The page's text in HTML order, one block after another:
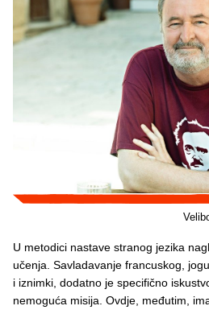
U metodici nastave stranog jezika
učenja. Savladavanje francuskog,
i iznimki, dodatno je specifično
nemoguća misija. Ovdje, međutim,